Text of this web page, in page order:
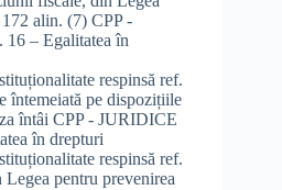
alin. (7) CPP -
16 – Egalitatea în
respinsă ref.
întemeiată pe dispozițiile
întâi CPP - JURIDICE
în drepturi
respinsă ref.
pentru prevenirea